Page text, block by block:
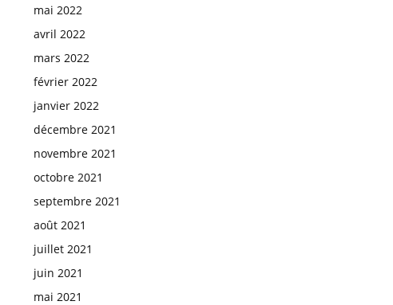
mai 2022
avril 2022
mars 2022
février 2022
janvier 2022
décembre 2021
novembre 2021
octobre 2021
septembre 2021
août 2021
juillet 2021
juin 2021
mai 2021